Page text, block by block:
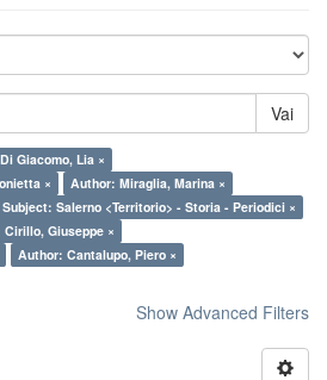
Vai
Giacomo, Lia ×
×
Author: Miraglia, Marina ×
Subject: Salerno <Territorio> - Storia - Periodici ×
Giuseppe ×
Author: Cantalupo, Piero ×
Show Advanced Filters